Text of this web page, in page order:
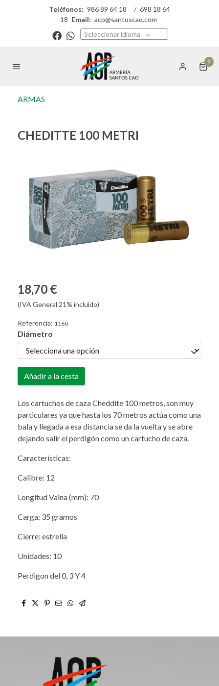
Teléfonos: 986 89 64 18 / 698 18 64
18 Email: acp@santoscao.com
Seleccionar idioma
0
ARMAS
CHEDITTE 100 METRI
18,70 €
(IVA General 21% incluido)
Referencia: 1160
Diámetro
Añadir a la cesta
Los cartuchos de caza Cheddite 100 metros, son muy
particulares ya que hasta los 70 metros actúa como una
bala y llegada a esa distancia se da la vuelta y se abre
dejando salir el perdigón como un cartucho de caza.
Características:
Calibre: 12
Longitud Vaina (mm): 70
Carga: 35 gramos
Cierre: estrella
Unidades: 10
Perdigon del 0, 3 Y 4